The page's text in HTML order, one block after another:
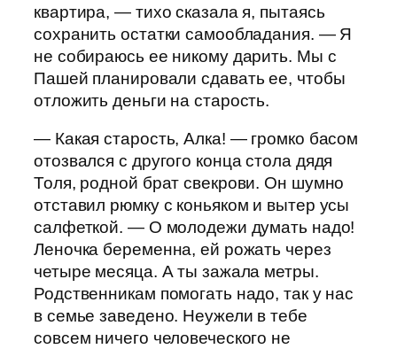
квартира, — тихо сказала я, пытаясь
сохранить остатки самообладания. — Я
не собираюсь ее никому дарить. Мы с
Пашей планировали сдавать ее, чтобы
отложить деньги на старость.
— Какая старость, Алка! — громко басом
отозвался с другого конца стола дядя
Толя, родной брат свекрови. Он шумно
отставил рюмку с коньяком и вытер усы
салфеткой. — О молодежи думать надо!
Леночка беременна, ей рожать через
четыре месяца. А ты зажала метры.
Родственникам помогать надо, так у нас
в семье заведено. Неужели в тебе
совсем ничего человеческого не